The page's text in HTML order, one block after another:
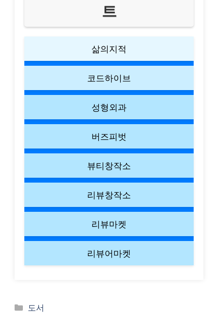
트
삶의지적
코드하이브
성형외과
버즈피벗
뷰티창작소
리뷰창작소
리뷰마켓
리뷰어마켓
Categories
도서